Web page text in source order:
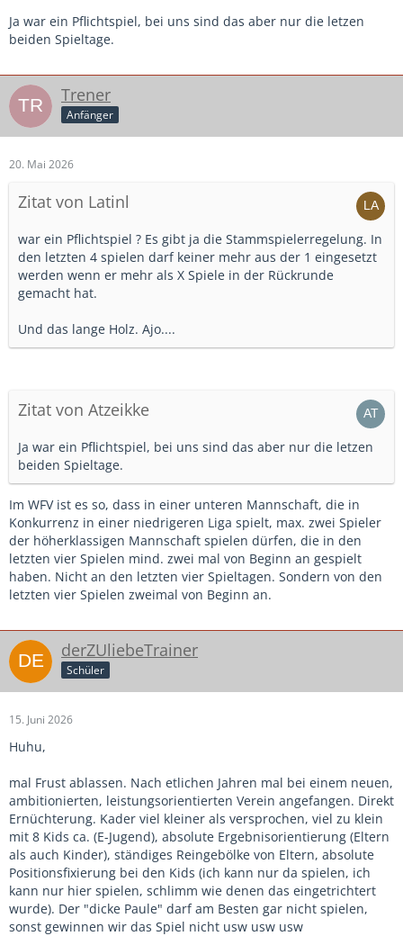
Ja war ein Pflichtspiel, bei uns sind das aber nur die letzen
beiden Spieltage.
Trener
Anfänger
20. Mai 2026
Zitat von Latinl
war ein Pflichtspiel ? Es gibt ja die Stammspielerregelung. In
den letzten 4 spielen darf keiner mehr aus der 1 eingesetzt
werden wenn er mehr als X Spiele in der Rückrunde
gemacht hat.
Und das lange Holz. Ajo....
Zitat von Atzeikke
Ja war ein Pflichtspiel, bei uns sind das aber nur die letzen
beiden Spieltage.
Im WFV ist es so, dass in einer unteren Mannschaft, die in
Konkurrenz in einer niedrigeren Liga spielt, max. zwei Spieler
der höherklassigen Mannschaft spielen dürfen, die in den
letzten vier Spielen mind. zwei mal von Beginn an gespielt
haben. Nicht an den letzten vier Spieltagen. Sondern von den
letzten vier Spielen zweimal von Beginn an.
derZUliebeTrainer
Schüler
15. Juni 2026
Huhu,
mal Frust ablassen. Nach etlichen Jahren mal bei einem neuen,
ambitionierten, leistungsorientierten Verein angefangen. Direkt
Ernüchterung. Kader viel kleiner als versprochen, viel zu klein
mit 8 Kids ca. (E-Jugend), absolute Ergebnisorientierung (Eltern
als auch Kinder), ständiges Reingebölke von Eltern, absolute
Positionsfixierung bei den Kids (ich kann nur da spielen, ich
kann nur hier spielen, schlimm wie denen das eingetrichtert
wurde). Der "dicke Paule" darf am Besten gar nicht spielen,
sonst gewinnen wir das Spiel nicht usw usw usw